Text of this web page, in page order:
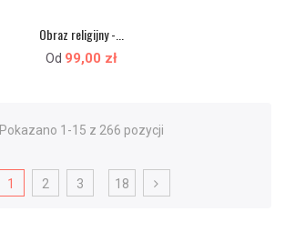
Obraz religijny -...
Od 99,00 zł
Pokazano 1-15 z 266 pozycji
1 2 3 18